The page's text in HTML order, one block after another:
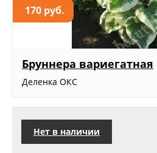
170 руб.
Бруннера вариегатная
Деленка ОКС
Нет в наличии